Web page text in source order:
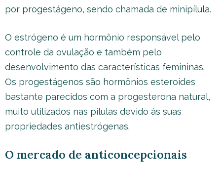
por progestágeno, sendo chamada de minipílula.
O estrógeno é um hormônio responsável pelo
controle da ovulação e também pelo
desenvolvimento das características femininas.
Os progestágenos são hormônios esteroides
bastante parecidos com a progesterona natural,
muito utilizados nas pílulas devido às suas
propriedades antiestrógenas.
O mercado de anticoncepcionais